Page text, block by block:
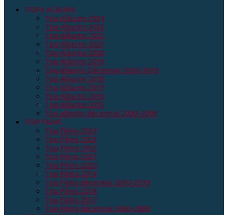
TOPS ALBUMS
Top Albums 2024
Top Albums 2023
Top Albums 2022
Top Albums 2021
Top Albums 2020
Top Albums 2019
Top albums Décennie 2010-2019
Top Albums 2018
Top Albums 2017
Top Albums 2016
Top Albums 2015
Top albums décennie 2000-2009
TOP FILMS
Top Films 2024
Top Films 2023
Top Films 2022
Top Films 2021
Top Films 2020
Top Films 2019
Top Films décennie 2010-2019
Top Films 2018
Top Films 2017
Top Films décennie 2000-2009